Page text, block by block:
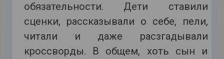
обязательности. Дети ставили
сценки, рассказывали о себе, пели,
читали и даже расзгадывали
кроссворды. В общем, хоть сын и